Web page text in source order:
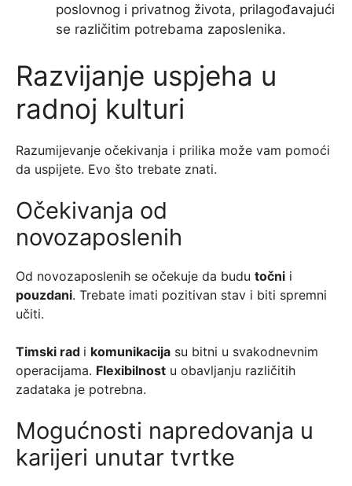
poslovnog i privatnog života, prilagođavajući
se različitim potrebama zaposlenika.
Razvijanje uspjeha u
radnoj kulturi
Razumijevanje očekivanja i prilika može vam pomoći
da uspijete. Evo što trebate znati.
Očekivanja od
novozaposlenih
Od novozaposlenih se očekuje da budu točni i
pouzdani. Trebate imati pozitivan stav i biti spremni
učiti.
Timski rad i komunikacija su bitni u svakodnevnim
operacijama. Flexibilnost u obavljanju različitih
zadataka je potrebna.
Mogućnosti napredovanja u
karijeri unutar tvrtke